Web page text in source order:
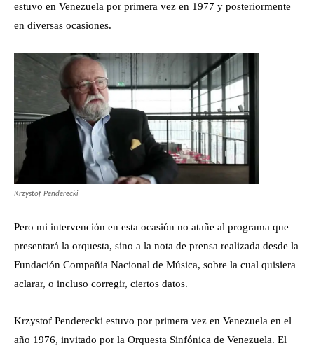
estuvo en Venezuela por primera vez en 1977 y posteriormente
en diversas ocasiones.
Krzystof Penderecki
Pero mi intervención en esta ocasión no atañe al programa que
presentará la orquesta, sino a la nota de prensa realizada desde la
Fundación Compañía Nacional de Música, sobre la cual quisiera
aclarar, o incluso corregir, ciertos datos.
Krzystof Penderecki estuvo por primera vez en Venezuela en el
año 1976, invitado por la Orquesta Sinfónica de Venezuela. El